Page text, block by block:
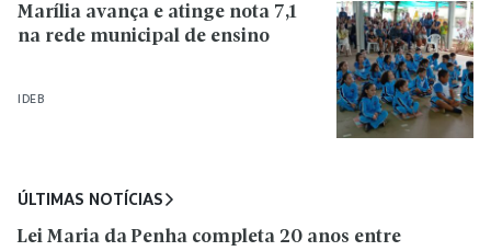
IDEB
Marília avança e atinge nota 7,1
na rede municipal de ensino
ÚLTIMAS NOTÍCIAS
Lei Maria da Penha completa 20 anos entre